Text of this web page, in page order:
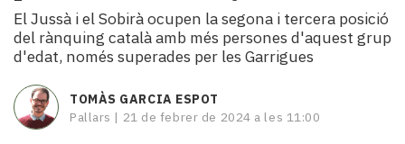
turisme
Cultura
Mai
tant!
TV
El Jussà i el Sobirà ocupen la segona i tercera posició
del rànquing català amb més persones d'aquest grup
d'edat, només superades per les Garrigues
TOMÀS GARCIA ESPOT
Pallars | 21 de febrer de 2024 a les 11:00